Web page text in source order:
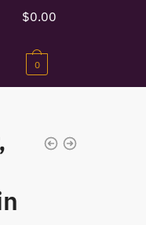
$0.00
0